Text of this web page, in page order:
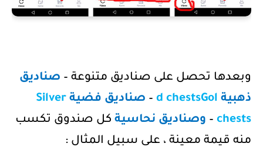
وبعدها تحصل على صناديق متنوعة – صناديق
ذهبية Gol
d chests
– صناديق فضية Silver
chests
– وصناديق نحاسية كل صندوق تكسب
منه قيمة معينة ، على سبيل المثال :